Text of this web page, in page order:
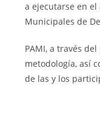
a ejecutarse en el
Municipales de
PAMI, a través
metodología, así
de las y los